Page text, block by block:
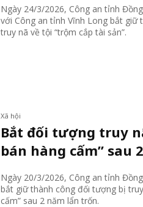
Ngày 24/3/2026, Công an tỉnh
với Công an tỉnh Vĩnh Long bắt giữ
truy nã về tội “trộm cắp tài sản”.
Xã hội
Bắt đối tượng truy
bán hàng cấm” sau
Ngày 20/3/2026, Công an tỉnh
bắt giữ thành công đối tượng bị
cấm” sau 2 năm lẩn trốn.